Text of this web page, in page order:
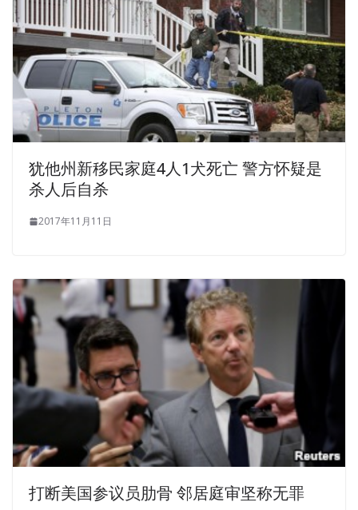
犹他州新移民家庭4人1犬死亡 警方怀疑是
杀人后自杀
2017年11月11日
打断美国参议员肋骨 邻居庭审坚称无罪